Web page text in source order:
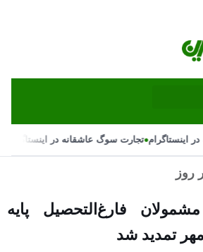
اینستاگرام•تجارت سوگ عاشقانه در اینستاگرام
روز
فارغ‌التحصیل پایه
مهر تمدید شد